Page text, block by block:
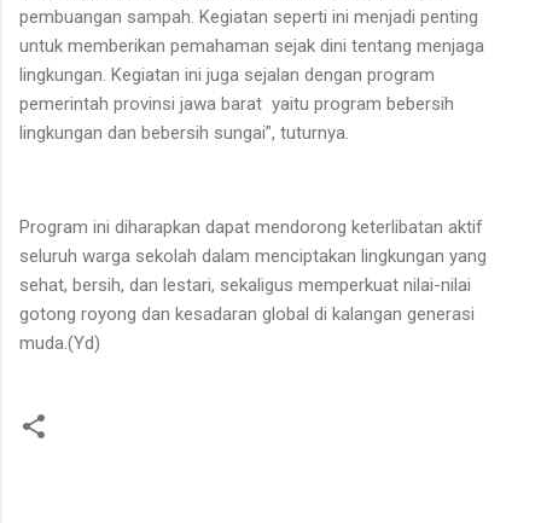
pembuangan sampah. Kegiatan seperti ini menjadi penting
untuk memberikan pemahaman sejak dini tentang menjaga
lingkungan. Kegiatan ini juga sejalan dengan program
pemerintah provinsi jawa barat yaitu program bebersih
lingkungan dan bebersih sungai”, tuturnya.
Program ini diharapkan dapat mendorong keterlibatan aktif
seluruh warga sekolah dalam menciptakan lingkungan yang
sehat, bersih, dan lestari, sekaligus memperkuat nilai-nilai
gotong royong dan kesadaran global di kalangan generasi
muda.(Yd)